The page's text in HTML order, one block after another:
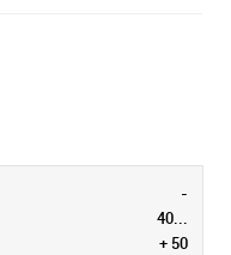
-
40...
+ 50